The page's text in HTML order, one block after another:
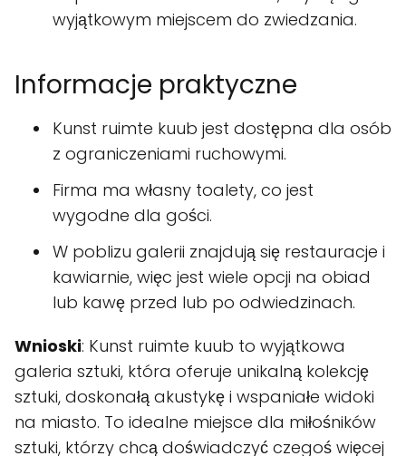
wyjątkowym miejscem do zwiedzania.
Informacje praktyczne
Kunst ruimte kuub jest dostępna dla osób
z ograniczeniami ruchowymi.
Firma ma własny toalety, co jest
wygodne dla gości.
W poblizu galerii znajdują się restauracje i
kawiarnie, więc jest wiele opcji na obiad
lub kawę przed lub po odwiedzinach.
Wnioski: Kunst ruimte kuub to wyjątkowa
galeria sztuki, która oferuje unikalną kolekcję
sztuki, doskonałą akustykę i wspaniałe widoki
na miasto. To idealne miejsce dla miłośników
sztuki, którzy chcą doświadczyć czegoś więcej